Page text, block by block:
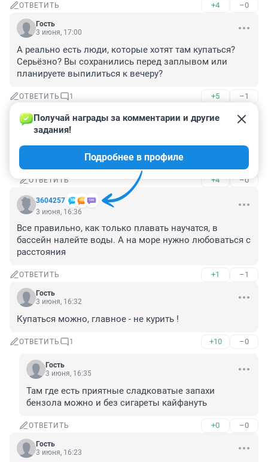
ОТВЕТИТЬ +4 –0
Гость
3 июня, 17:00
А реально есть люди, которые хотят там купаться?
Серьёзно? Вы сохранились перед заплывом или
планируете выпилиться к вечеру?
ОТВЕТИТЬ 1 +5 –1
Гость
3 июня, 17:27
Ну в карьере на Юго-Западном же купаются, и там
ОТВЕТИТЬ +4 –0
3604257
Получай награды за комментарии и другие
задания!
Подробнее в профиле
3 июня, 16:36
Все правильно, как только плавать научатся, в
бассейн налейте воды. А на море нужно любоваться с
расстояния
ОТВЕТИТЬ +1 –1
Гость
3 июня, 16:32
Купаться можно, главное - не курить !
ОТВЕТИТЬ 1 +10 –0
Гость
3 июня, 16:35
Там где есть приятные сладковатые запахи
бензола можно и без сигареты кайфануть
ОТВЕТИТЬ +0 –0
Гость
3 июня, 16:23